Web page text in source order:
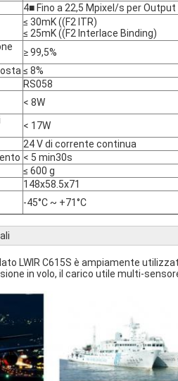
4■ Fino a 22,5 Mpixel/s per Output
≤ 30mK ((F2 ITR)
≤ 25mK ((F2 Interlace Binding)
≥ 99,5%
≤ 8%
RS058
< 8W
< 17W
24 V di corrente continua
< 5 min30s
≤ 600 g
148x58.5x71
-45°C ~ +71°C
LWIR C615S è ampiamente
in volo, il carico utile multi-